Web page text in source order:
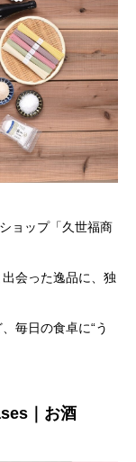
ョップ「久世福商
会った逸品に、独
毎日の食卓に“う
｜お酒